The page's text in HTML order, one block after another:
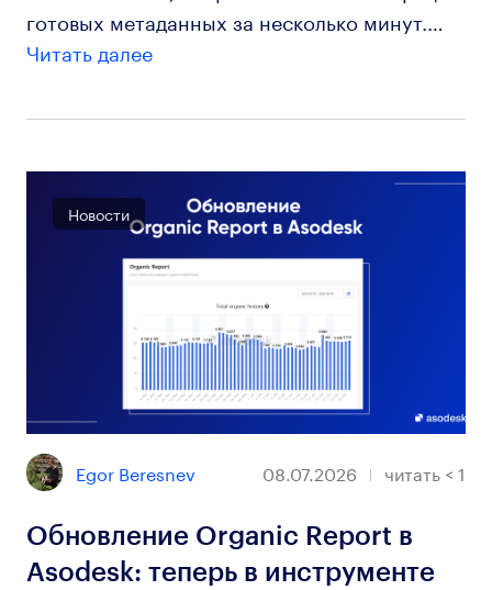
готовых метаданных за несколько минут.…
Читать далее
Новости
Egor Beresnev 08.07.2026 читать < 1
Обновление Organic Report в
Asodesk: теперь в инструменте